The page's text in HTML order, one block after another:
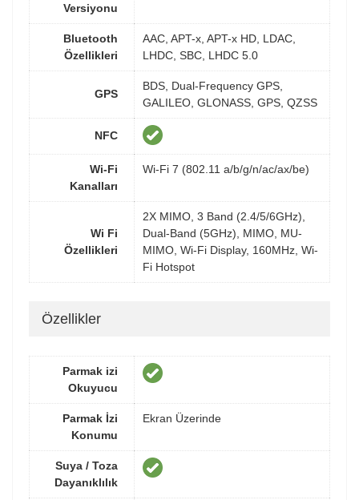
Versiyonu
Bluetooth
Özellikleri
AAC, APT-x, APT-x HD, LDAC,
LHDC, SBC, LHDC 5.0
GPS
BDS, Dual-Frequency GPS,
GALILEO, GLONASS, GPS, QZSS
NFC
Wi-Fi
Kanalları
Wi-Fi 7 (802.11 a/b/g/n/ac/ax/be)
Wi Fi
Özellikleri
2X MIMO, 3 Band (2.4/5/6GHz),
Dual-Band (5GHz), MIMO, MU-
MIMO, Wi-Fi Display, 160MHz, Wi-
Fi Hotspot
Özellikler
Parmak izi
Okuyucu
Parmak İzi
Konumu
Ekran Üzerinde
Suya / Toza
Dayanıklılık